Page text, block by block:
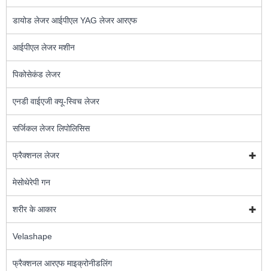
डायोड लेजर आईपीएल YAG लेजर आरएफ
आईपीएल लेजर मशीन
पिकोसेकंड लेजर
एनडी वाईएजी क्यू-स्विच लेजर
सर्जिकल लेजर लिपोलिसिस
फ्रैक्शनल लेजर
मेसोथेरेपी गन
शरीर के आकार
Velashape
फ्रैक्शनल आरएफ माइक्रोनीडलिंग